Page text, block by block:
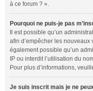
à ce forum ? ».
Pourquoi ne puis-je pas
Il est possible qu’un
afin d’empêcher les nouveaux
également possible qu’un
IP ou interdit l’utilisation du
Pour plus d’informations,
Je suis inscrit mais je ne